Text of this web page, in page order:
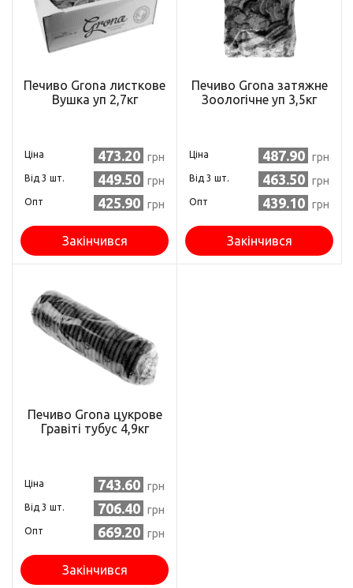
Печиво Grona листкове
Вушка уп 2,7кг
Ціна 473.20 грн
Від 3 шт. 449.50 грн
Опт 425.90 грн
Закінчився
Печиво Grona затяжне
Зоологічне уп 3,5кг
Ціна 487.90 грн
Від 3 шт. 463.50 грн
Опт 439.10 грн
Закінчився
Печиво Grona цукрове
Гравіті тубус 4,9кг
Ціна 743.60 грн
Від 3 шт. 706.40 грн
Опт 669.20 грн
Закінчився